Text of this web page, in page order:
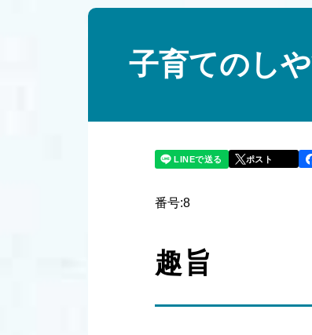
子育てのし
LINEで送る ポスト
番号:8
趣旨